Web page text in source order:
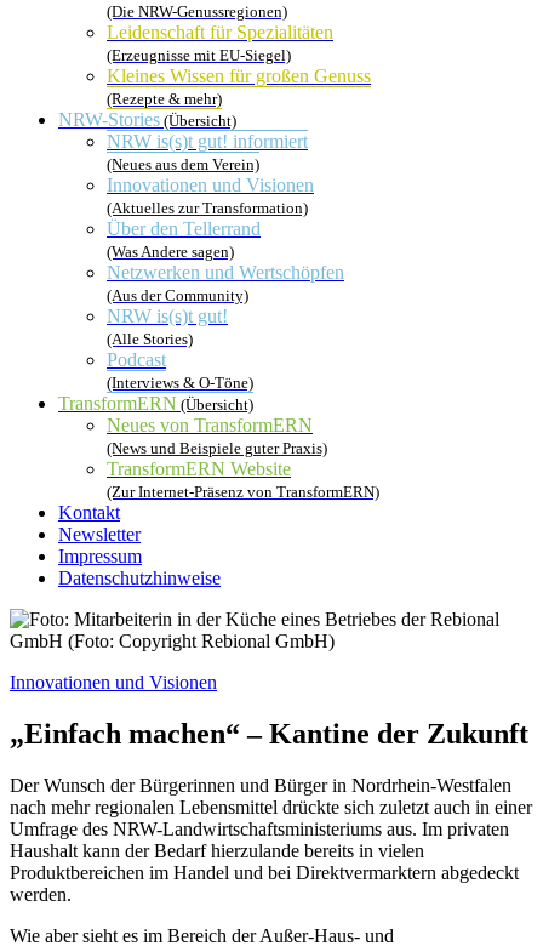
(Die NRW-Genussregionen)
Leidenschaft für Spezialitäten
(Erzeugnisse mit EU-Siegel)
Kleines Wissen für großen Genuss
(Rezepte & mehr)
NRW-Stories (Übersicht)
NRW is(s)t gut! informiert
(Neues aus dem Verein)
Innovationen und Visionen
(Aktuelles zur Transformation)
Über den Tellerrand
(Was Andere sagen)
Netzwerken und Wertschöpfen
(Aus der Community)
NRW is(s)t gut!
(Alle Stories)
Podcast
(Interviews & O-Töne)
TransformERN (Übersicht)
Neues von TransformERN
(News und Beispiele guter Praxis)
TransformERN Website
(Zur Internet-Präsenz von TransformERN)
Kontakt
Newsletter
Impressum
Datenschutzhinweise
Innovationen und Visionen
„Einfach machen“ – Kantine der Zukunft
Der Wunsch der Bürgerinnen und Bürger in Nordrhein-Westfalen
nach mehr regionalen Lebensmittel drückte sich zuletzt auch in einer
Umfrage des NRW-Landwirtschaftsministeriums aus. Im privaten
Haushalt kann der Bedarf hierzulande bereits in vielen
Produktbereichen im Handel und bei Direktvermarktern abgedeckt
werden.
Wie aber sieht es im Bereich der Außer-Haus- und